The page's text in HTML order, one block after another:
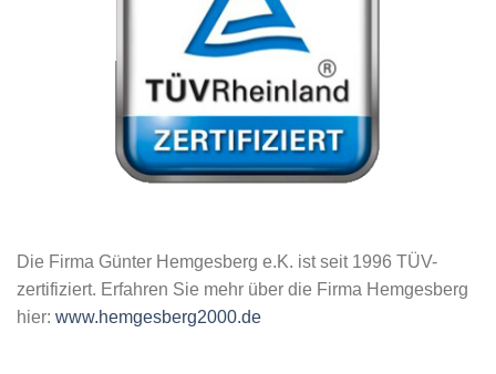
Die Firma Günter Hemgesberg e.K. ist seit 1996 TÜV-
zertifiziert. Erfahren Sie mehr über die Firma Hemgesberg
hier: www.hemgesberg2000.de